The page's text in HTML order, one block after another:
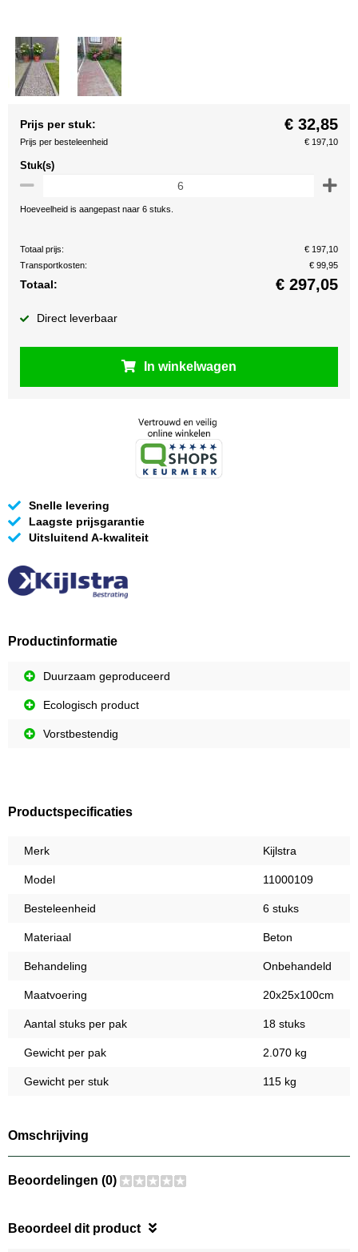
Prijs per stuk: € 32,85
Prijs per besteleenheid € 197,10
Stuk(s)
Hoeveelheid is aangepast naar 6 stuks.
Totaal prijs:
€ 197,10
Transportkosten:
€ 99,95
Totaal: € 297,05
Direct leverbaar
In winkelwagen
Snelle levering
Laagste prijsgarantie
Uitsluitend A-kwaliteit
Productinformatie
Duurzaam geproduceerd
Ecologisch product
Vorstbestendig
Productspecificaties
Merk Kijlstra
Model 11000109
Besteleenheid 6 stuks
Materiaal Beton
Behandeling Onbehandeld
Maatvoering 20x25x100cm
Aantal stuks per pak 18 stuks
Gewicht per pak 2.070 kg
Gewicht per stuk 115 kg
Omschrijving
Beoordelingen (0)
Beoordeel dit product